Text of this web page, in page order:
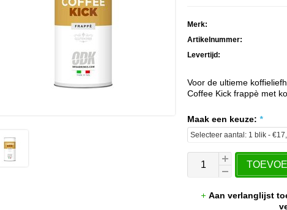
Merk:
Artikelnummer:
Levertijd:
Voor de ultieme
Coffee Kick frappè met
Maak een keuze: *
Aan verlanglijst